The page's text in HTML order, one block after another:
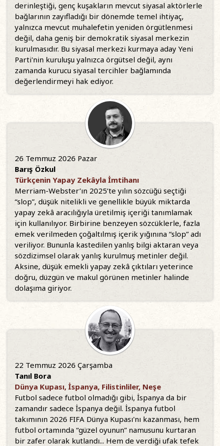
derinleştiği, genç kuşakların mevcut siyasal aktörlerle
bağlarının zayıfladığı bir dönemde temel ihtiyaç,
yalnızca mevcut muhalefetin yeniden örgütlenmesi
değil, daha geniş bir demokratik siyasal merkezin
kurulmasıdır. Bu siyasal merkezi kurmaya aday Yeni
Parti'nin kuruluşu yalnızca örgütsel değil, aynı
zamanda kurucu siyasal tercihler bağlamında
değerlendirmeyi hak ediyor.
26 Temmuz 2026 Pazar
Barış Özkul
Türkçenin Yapay Zekâyla İmtihanı
Merriam-Webster’ın 2025’te yılın sözcüğü seçtiği
“slop”, düşük nitelikli ve genellikle büyük miktarda
yapay zekâ aracılığıyla üretilmiş içeriği tanımlamak
için kullanılıyor. Birbirine benzeyen sözcüklerle, fazla
emek verilmeden çoğaltılmış içerik yığınına “slop” adı
veriliyor. Bununla kastedilen yanlış bilgi aktaran veya
sözdizimsel olarak yanlış kurulmuş metinler değil.
Aksine, düşük emekli yapay zekâ çıktıları yeterince
doğru, düzgün ve makul görünen metinler halinde
dolaşıma giriyor.
22 Temmuz 2026 Çarşamba
Tanıl Bora
Dünya Kupası, İspanya, Filistinliler, Neşe
Futbol sadece futbol olmadığı gibi, İspanya da bir
zamandır sadece İspanya değil. İspanya futbol
takımının 2026 FIFA Dünya Kupası'nı kazanması, hem
futbol ortamında “güzel oyunun” namusunu kurtaran
bir zafer olarak kutlandı... Hem de verdiği ufak tefek